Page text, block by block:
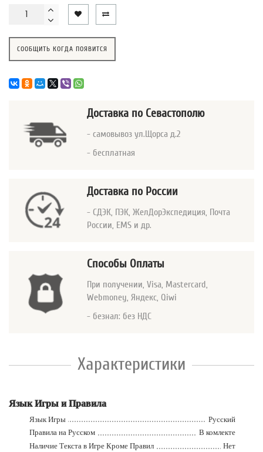
СООБЩИТЬ КОГДА ПОЯВИТСЯ
Доставка по Севастополю
- самовывоз ул.Щорса д.2
- бесплатная
Доставка по России
- СДЭК, ПЭК, ЖелДорЭкспедиция, Почта
России, EMS и др.
Способы Оплаты
При получении, Visa, Mastercard
Webmoney, Яндекс, Qiwi
- безнал: без НДС
Характеристики
Язык Игры и Правила
Язык Игры
Русский
Правила на Русском
В комлекте
Наличие Текста в Игре Кроме Правил
Нет